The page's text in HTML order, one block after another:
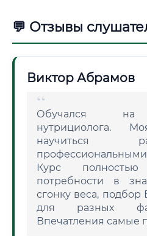
💬 Отзывы
Виктор Абрамов
Обучался на
нутрициолога.
научиться
Курс
потребности в
сгонку веса,
для разных
Впечатления самые